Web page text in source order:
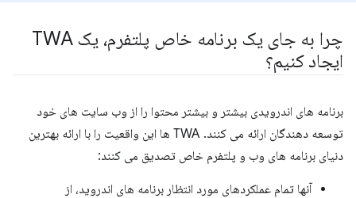
چرا به جای یک برنامه خاص پلتفرم، یک TWA
ایجاد کنیم؟
برنامه های اندرویدی بیشتر و بیشتر محتوا را از وب سایت های خود
توسعه دهندگان ارائه می کنند. TWA ها این واقعیت را با ارائه بهترین
دنیای برنامه های وب و پلتفرم خاص تصدیق می کنند:
آنها تمام عملکردهای مورد انتظار برنامه های اندروید، از